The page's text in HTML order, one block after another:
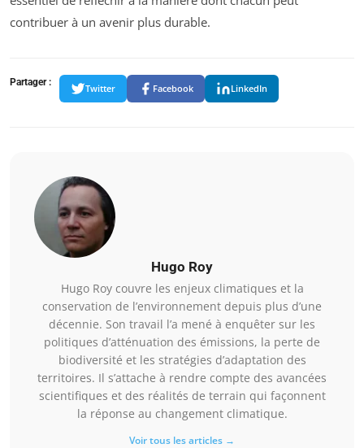
contribuer à un avenir plus durable.
Partager :
Twitter Facebook LinkedIn
Hugo Roy
Hugo Roy couvre les enjeux climatiques et la
conservation de l’environnement depuis plus d’une
décennie. Son travail l’a mené à enquêter sur les
politiques d’atténuation des émissions, la perte de
biodiversité et les stratégies d’adaptation des
territoires. Il s’attache à rendre compte des avancées
scientifiques et des réalités de terrain qui façonnent
la réponse au changement climatique.
Voir tous les articles →